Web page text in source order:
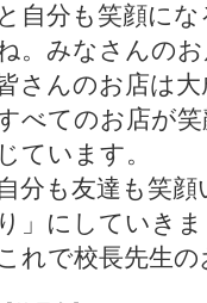
と自分も笑顔に
。みなさんの
さんのお店は
べてのお店が
じています。
自分も友達も笑
り」にしていき
れで校長先生